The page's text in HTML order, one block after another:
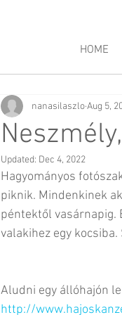
HOME
nanasilaszloAug 5,
Updated: Dec 4, 2022
Hagyományos
piknik. Mindenkinek
péntektől vasárnapig.
valakihez egy kocsiba.
Aludni egy állóhajón
http://